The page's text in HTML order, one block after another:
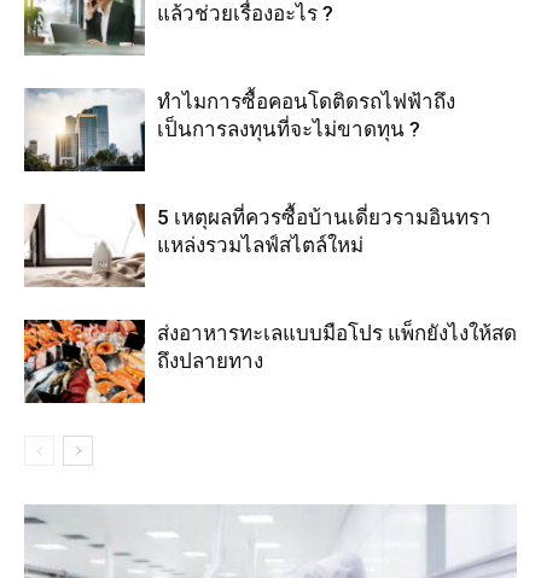
แล้วช่วยเรื่องอะไร ?
ทำไมการซื้อคอนโดติดรถไฟฟ้าถึง
เป็นการลงทุนที่จะไม่ขาดทุน ?
5 เหตุผลที่ควรซื้อบ้านเดี่ยวรามอินทรา
แหล่งรวมไลฟ์สไตล์ใหม่
ส่งอาหารทะเลแบบมือโปร แพ็กยังไงให้สด
ถึงปลายทาง